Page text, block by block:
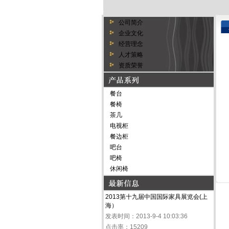
公司简介
企业文化
经营理念
人才策略
资质荣誉
餐台
餐椅
茶几
电视柜
餐边柜
吧台
吧椅
休闲椅
2013第十九届中国国际家具展览会(上
海）
发表时间：2013-9-4 10:03:36
点击率：15209